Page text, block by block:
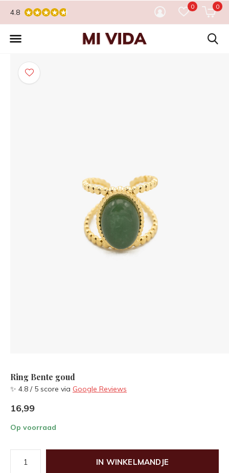
0 0
4.8
Ring Bente goud
✨ 4.8 / 5 score via Google Reviews
16,99
Op voorraad
IN WINKELMANDJE